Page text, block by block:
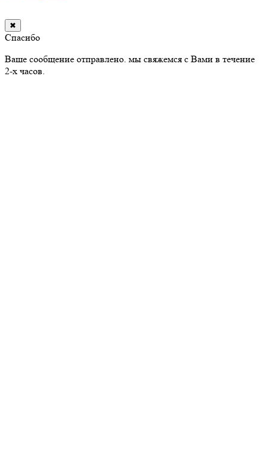
✖
Спасибо
Ваше сообщение отправлено. мы свяжемся с Вами в течение
2-х часов.